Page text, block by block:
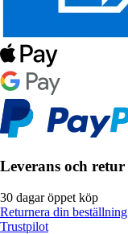
Leverans och retur
30 dagar öppet köp
Returnera din beställning
Trustpilot